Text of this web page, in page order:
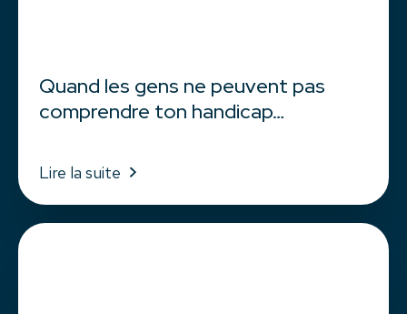
Quand les gens ne peuvent pas
comprendre ton handicap…
Lire la suite